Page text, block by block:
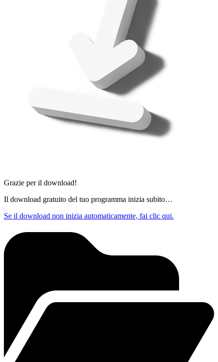
Grazie per il download!
Il download gratuito del tuo programma inizia subito…
Se il download non inizia automaticamente, fai clic qui.